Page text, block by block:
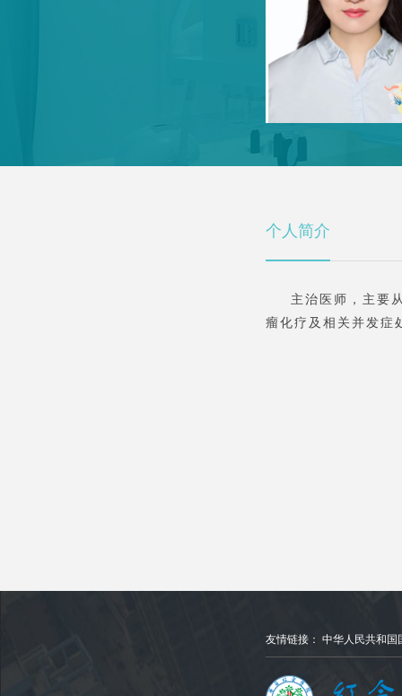
个人简介
主治医师，主要
瘤化疗及相关并发症
友情链接： 中华人民共和国